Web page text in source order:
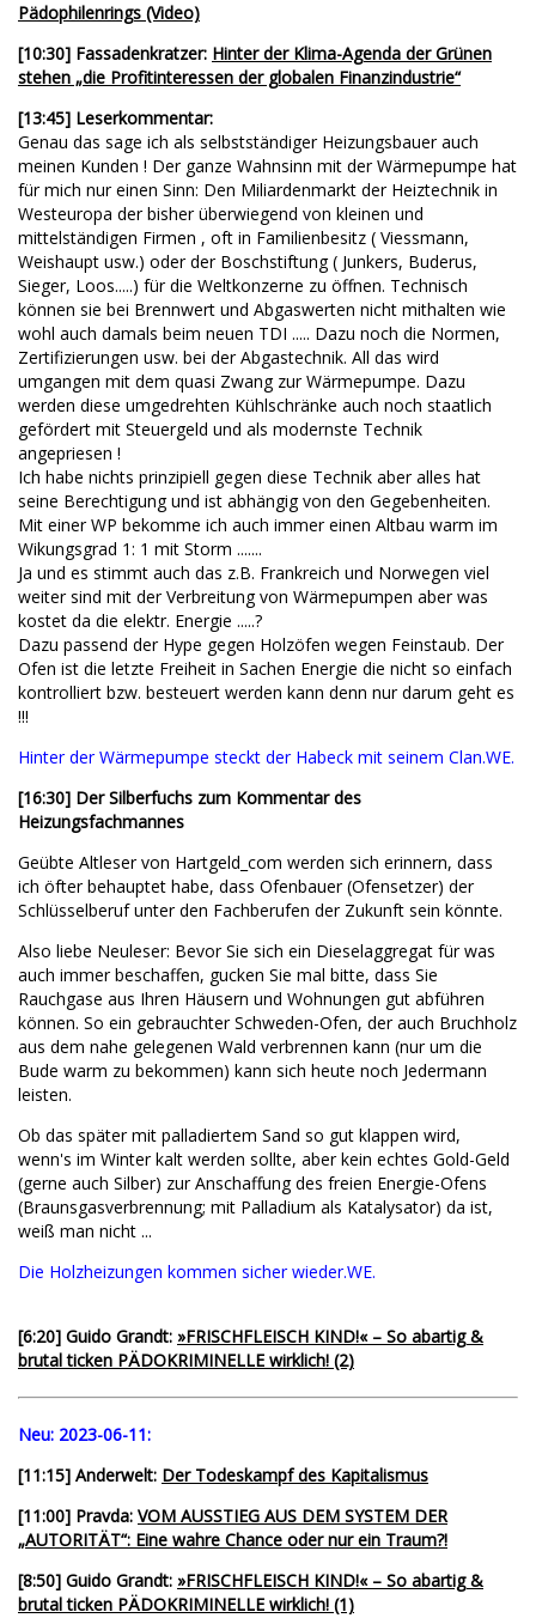
Pädophilenrings (Video)
[10:30] Fassadenkratzer: Hinter der Klima-Agenda der Grünen
stehen „die Profitinteressen der globalen Finanzindustrie“
[13:45] Leserkommentar:
Genau das sage ich als selbstständiger Heizungsbauer auch
meinen Kunden ! Der ganze Wahnsinn mit der Wärmepumpe hat
für mich nur einen Sinn: Den Miliardenmarkt der Heiztechnik in
Westeuropa der bisher überwiegend von kleinen und
mittelständigen Firmen , oft in Familienbesitz ( Viessmann,
Weishaupt usw.) oder der Boschstiftung ( Junkers, Buderus,
Sieger, Loos.....) für die Weltkonzerne zu öffnen. Technisch
können sie bei Brennwert und Abgaswerten nicht mithalten wie
wohl auch damals beim neuen TDI ..... Dazu noch die Normen,
Zertifizierungen usw. bei der Abgastechnik. All das wird
umgangen mit dem quasi Zwang zur Wärmepumpe. Dazu
werden diese umgedrehten Kühlschränke auch noch staatlich
gefördert mit Steuergeld und als modernste Technik
angepriesen !
Ich habe nichts prinzipiell gegen diese Technik aber alles hat
seine Berechtigung und ist abhängig von den Gegebenheiten.
Mit einer WP bekomme ich auch immer einen Altbau warm im
Wikungsgrad 1: 1 mit Storm .......
Ja und es stimmt auch das z.B. Frankreich und Norwegen viel
weiter sind mit der Verbreitung von Wärmepumpen aber was
kostet da die elektr. Energie .....?
Dazu passend der Hype gegen Holzöfen wegen Feinstaub. Der
Ofen ist die letzte Freiheit in Sachen Energie die nicht so einfach
kontrolliert bzw. besteuert werden kann denn nur darum geht es
!!!
Hinter der Wärmepumpe steckt der Habeck mit seinem Clan.WE.
[16:30] Der Silberfuchs zum Kommentar des
Heizungsfachmannes
Geübte Altleser von Hartgeld_com werden sich erinnern, dass
ich öfter behauptet habe, dass Ofenbauer (Ofensetzer) der
Schlüsselberuf unter den Fachberufen der Zukunft sein könnte.
Also liebe Neuleser: Bevor Sie sich ein Dieselaggregat für was
auch immer beschaffen, gucken Sie mal bitte, dass Sie
Rauchgase aus Ihren Häusern und Wohnungen gut abführen
können. So ein gebrauchter Schweden-Ofen, der auch Bruchholz
aus dem nahe gelegenen Wald verbrennen kann (nur um die
Bude warm zu bekommen) kann sich heute noch Jedermann
leisten.
Ob das später mit palladiertem Sand so gut klappen wird,
wenn's im Winter kalt werden sollte, aber kein echtes Gold-Geld
(gerne auch Silber) zur Anschaffung des freien Energie-Ofens
(Braunsgasverbrennung; mit Palladium als Katalysator) da ist,
weiß man nicht ...
Die Holzheizungen kommen sicher wieder.WE.
[6:20] Guido Grandt: »FRISCHFLEISCH KIND!« – So abartig &
brutal ticken PÄDOKRIMINELLE wirklich! (2)
Neu: 2023-06-11:
[11:15] Anderwelt: Der Todeskampf des Kapitalismus
[11:00] Pravda: VOM AUSSTIEG AUS DEM SYSTEM DER
„AUTORITÄT“: Eine wahre Chance oder nur ein Traum?!
[8:50] Guido Grandt: »FRISCHFLEISCH KIND!« – So abartig &
brutal ticken PÄDOKRIMINELLE wirklich! (1)